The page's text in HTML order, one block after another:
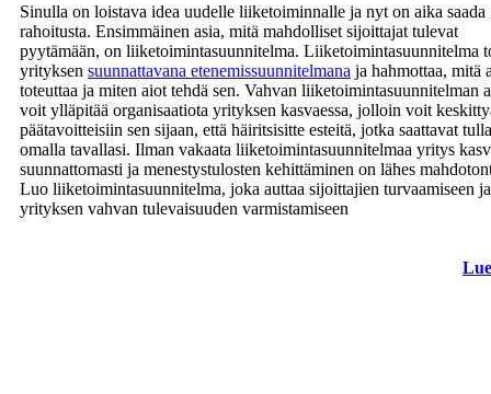
Sinulla on loistava idea uudelle liiketoiminnalle ja nyt on aika saada
rahoitusta. Ensimmäinen asia, mitä mahdolliset sijoittajat tulevat
pyytämään, on liiketoimintasuunnitelma. Liiketoimintasuunnitelma
yrityksen suunnattavana etenemissuunnitelmana ja hahmottaa, mitä
toteuttaa ja miten aiot tehdä sen. Vahvan liiketoimintasuunnitelman
voit ylläpitää organisaatiota yrityksen kasvaessa, jolloin voit
päätavoitteisiin sen sijaan, että häiritsisitte esteitä, jotka saattavat tulla
omalla tavallasi. Ilman vakaata liiketoimintasuunnitelmaa yritys
suunnattomasti ja menestystulosten kehittäminen on lähes
Luo liiketoimintasuunnitelma, joka auttaa sijoittajien turvaamiseen ja
yrityksen vahvan tulevaisuuden varmistamiseen